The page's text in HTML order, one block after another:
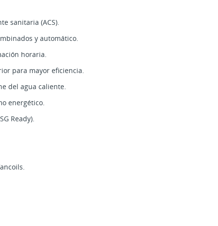
sanitaria (ACS).
y automático.
horaria.
para mayor eficiencia.
del agua caliente.
energético.
Ready).